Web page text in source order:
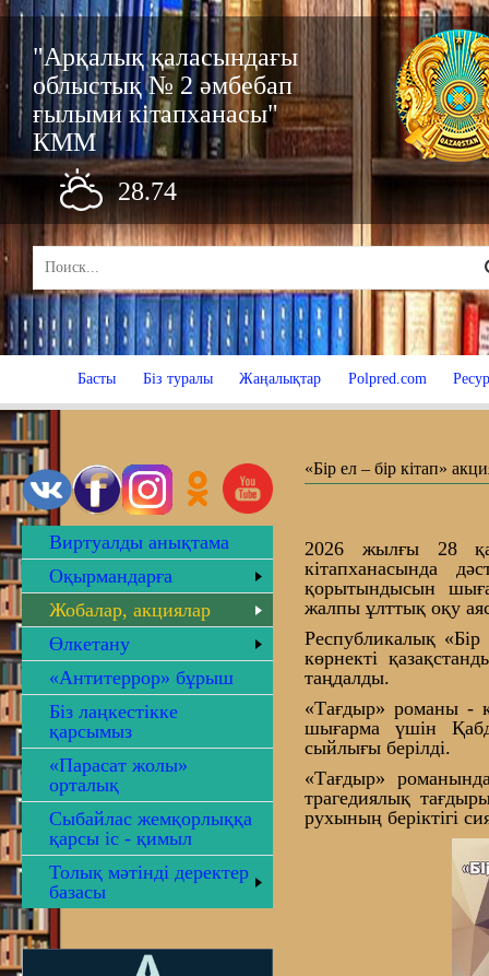
"Арқалық қаласындағы
облыстық № 2 әмбебап
ғылыми кітапханасы"
КММ
28.74
Басты Біз туралы Жаңалықтар Polpred.com
Виртуалды анықтама
Оқырмандарға
Жобалар, акциялар
Өлкетану
«Антитеррор» бұрыш
Біз лаңкестікке
қарсымыз
«Парасат жолы»
орталық
Сыбайлас жемқорлыққа
қарсы іс - қимыл
Толық мәтінді деректер
базасы
«Бір ел – бір кітап»
2026 жылғы 28
кітапханасында
қорытындысын
жалпы ұлттық оқу
Республикалық
көрнекті
таңдалды.
«Тағдыр» романы -
шығарма үшін
сыйлығы берілді.
«Тағдыр»
трагедиялық
рухының беріктігі